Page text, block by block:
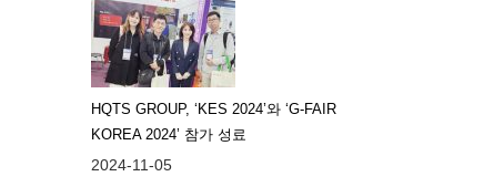
HQTS GROUP, ‘KES 2024’와 ‘G-FAIR
KOREA 2024’ 참가 성료
2024-11-05